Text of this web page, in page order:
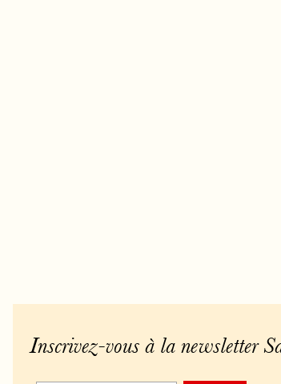
Inscrivez-vous à la newsletter